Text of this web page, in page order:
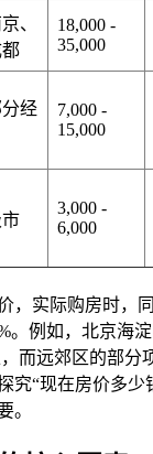
、
18,000 -
35,000
经
7,000 -
15,000
3,000 -
6,000
，实际购房时，
。例如，北京海
而远郊区的部分
究“现在房价多少
。